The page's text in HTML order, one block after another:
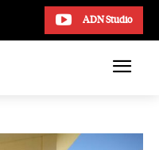
ADN Studio